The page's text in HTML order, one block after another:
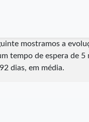
mostramos a
tempo de espera de 5
dias, em média.